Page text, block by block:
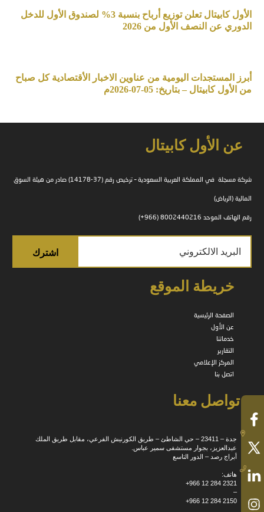
الأول كابيتال تعلن توزيع أرباح بنسبة 3% لصندوق الأول للدخل
الدوري عن النصف الأول من 2026
أبرز المستجدات اليومية من عناوين الاخبار الأقتصادية كل صباح
من الأول كابيتال – بتاريخ: 05-07-2026م
عن الأول كابيتال
شركة مسجلة في المملكة العربية السعودية – ترخيص رقم (37-14178) صادر من هيئة السوق
المالية (الرياض)
رقم الهاتف الموحد 8002440216 (966+)
خريطة الموقع
الصفحة الرئيسية
عن الأول
خدماتنا
التقارير
المركز الإعلامي
اتصل بنا
تواصل معنا
جدة – 23411 – حي الشاطئ – طريق الكورنيش الفرعي، مقابل طريق الملك
عبدالعزيز، بجوار مستشفى سمير عباس.
أبراج رصد – الدور التاسع
هاتف:
+966 12 284 2321
–
+966 12 284 2150